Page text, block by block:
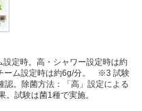
定時。高・シャワー設定時は約
ム設定時は約6g/分。
※3 試験
認。除菌方法：「高」設定による
試験は菌1種で実施。